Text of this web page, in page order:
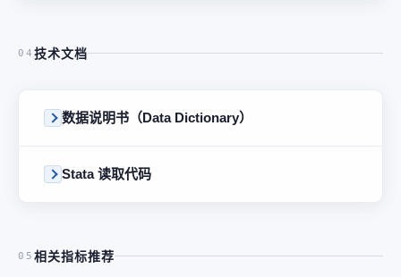
04 技术文档
数据说明书（Data Dictionary）
Stata 读取代码
05 相关指标推荐